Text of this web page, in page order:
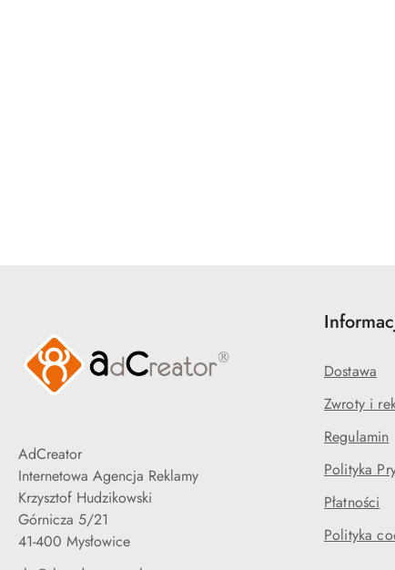
AdCreator
Internetowa Agencja Reklamy
Krzysztof Hudzikowski
Górnicza 5/21
41-400 Mysłowice
Dostawa
Zwroty i
Regulamin
Polityka
Płatności
Polityka